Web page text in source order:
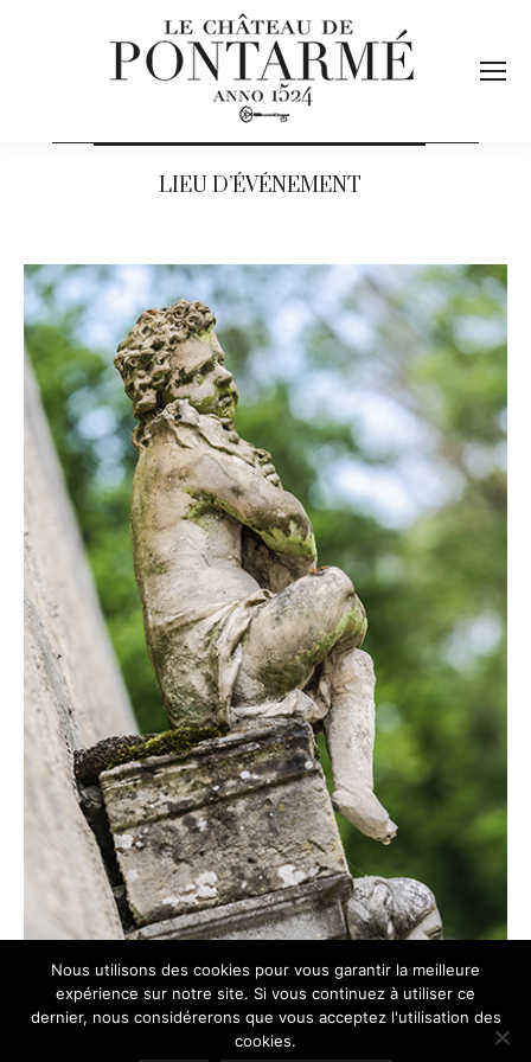
LIEU D’ÉVÉNEMENT
Nous utilisons des cookies pour vous garantir la meilleure
expérience sur notre site. Si vous continuez à utiliser ce
dernier, nous considérerons que vous acceptez l'utilisation des
cookies.